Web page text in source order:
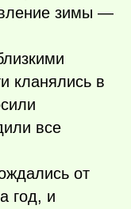
зимы —
кланялись в
все
от
год, и